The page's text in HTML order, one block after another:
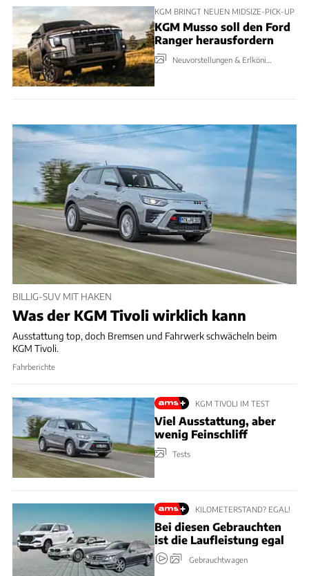
KGM BRINGT NEUEN MIDSIZE-PICK-UP
KGM Musso soll den Ford
Ranger herausfordern
Neuvorstellungen & Erlkönige
BILLIG-SUV MIT HAKEN
Was der KGM Tivoli wirklich kann
Ausstattung top, doch Bremsen und Fahrwerk schwächeln beim
KGM Tivoli.
Fahrberichte
KGM TIVOLI IM TEST
Viel Ausstattung, aber
wenig Feinschliff
Tests
KILOMETERSTAND? EGAL!
Bei diesen Gebrauchten
ist die Laufleistung egal
Gebrauchtwagen